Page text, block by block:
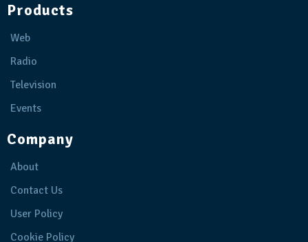
Products
Web
Radio
Television
Events
Company
About
Contact Us
User Policy
Cookie Policy